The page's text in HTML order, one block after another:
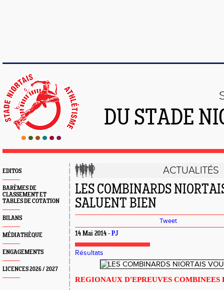
DU STADE
EDITOS
BARÈMES DE
CLASSEMENT ET
TABLES DE COTATION
BILANS
MÉDIATHÈQUE
ENGAGEMENTS
LICENCES 2026 / 2027
ACTUALITÉS
LES COMBINARDS
SALUENT BIEN
Tweet
14 Mai 2014 - PJ
Résultats
REGIONAUX D'EPREUVES COMBINEES